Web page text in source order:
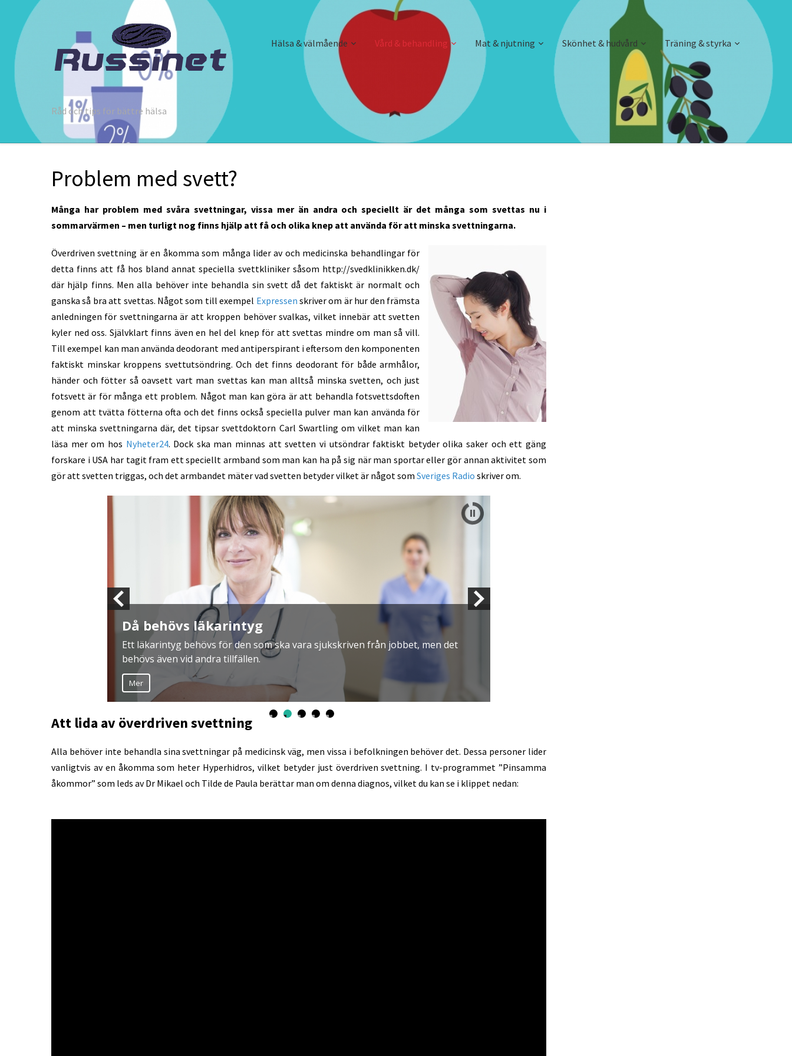
Råd och tips för bättre hälsa
Hälsa & välmående Vård & behandling Mat & njutning Skönhet & hudvård Träning & styrka
Problem med svett?
Många har problem med svåra svettningar, vissa mer än andra och speciellt är det många som svettas nu i
sommarvärmen – men turligt nog finns hjälp att få och olika knep att använda för att minska svettningarna.
Överdriven svettning är en åkomma som många lider av och medicinska behandlingar för
detta finns att få hos bland annat speciella svettkliniker såsom http://svedklinikken.dk/
där hjälp finns. Men alla behöver inte behandla sin svett då det faktiskt är normalt och
ganska så bra att svettas. Något som till exempel Expressen skriver om är hur den främsta
anledningen för svettningarna är att kroppen behöver svalkas, vilket innebär att svetten
kyler ned oss. Självklart finns även en hel del knep för att svettas mindre om man så vill.
Till exempel kan man använda deodorant med antiperspirant i eftersom den komponenten
faktiskt minskar kroppens svettutsöndring. Och det finns deodorant för både armhålor,
händer och fötter så oavsett vart man svettas kan man alltså minska svetten, och just
fotsvett är för många ett problem. Något man kan göra är att behandla fotsvettsdoften
genom att tvätta fötterna ofta och det finns också speciella pulver man kan använda för
att minska svettningarna där, det tipsar svettdoktorn Carl Swartling om vilket man kan
läsa mer om hos Nyheter24. Dock ska man minnas att svetten vi utsöndrar faktiskt betyder olika saker och ett gäng
forskare i USA har tagit fram ett speciellt armband som man kan ha på sig när man sportar eller gör annan aktivitet som
gör att svetten triggas, och det armbandet mäter vad svetten betyder vilket är något som Sveriges Radio skriver om.
från jobbet, men det Glöm inte styrketräningen!
Ökad muskelmassa och stark benstomme har man glädje av när man blir äldre.
Mer
Att lida av överdriven svettning
Alla behöver inte behandla sina svettningar på medicinsk väg, men vissa i befolkningen behöver det. Dessa personer lider
vanligtvis av en åkomma som heter Hyperhidros, vilket betyder just överdriven svettning. I tv-programmet ”Pinsamma
åkommor” som leds av Dr Mikael och Tilde de Paula berättar man om denna diagnos, vilket du kan se i klippet nedan: